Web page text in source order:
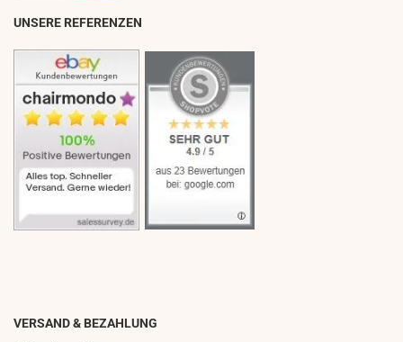
UNSERE REFERENZEN
VERSAND & BEZAHLUNG